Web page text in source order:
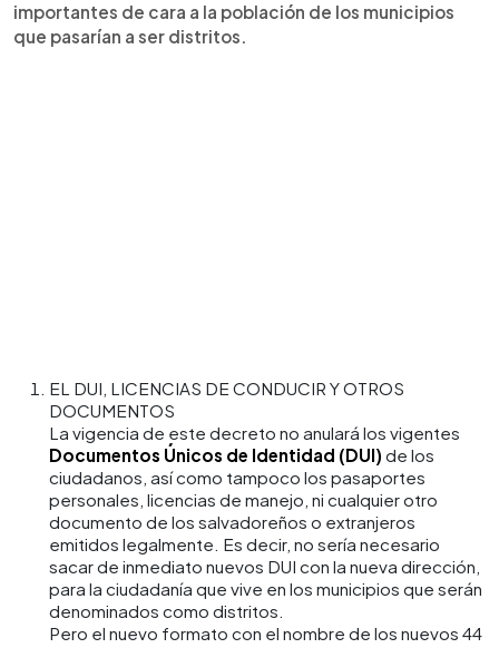
importantes de cara a la población de los municipios
que pasarían a ser distritos.
EL DUI, LICENCIAS DE CONDUCIR Y OTROS
DOCUMENTOS
La vigencia de este decreto no anulará los vigentes
Documentos Únicos de Identidad (DUI) de los
ciudadanos, así como tampoco los pasaportes
personales, licencias de manejo, ni cualquier otro
documento de los salvadoreños o extranjeros
emitidos legalmente. Es decir, no sería necesario
sacar de inmediato nuevos DUI con la nueva dirección,
para la ciudadanía que vive en los municipios que serán
denominados como distritos.
Pero el nuevo formato con el nombre de los nuevos 44